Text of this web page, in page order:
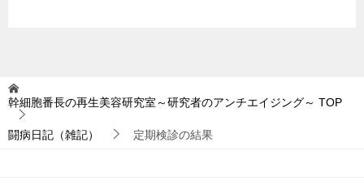
幹細胞番長の再生美容研究室～研究者のアンチエイジング～ TOP
闘病日記（雑記） 定期検診の結果